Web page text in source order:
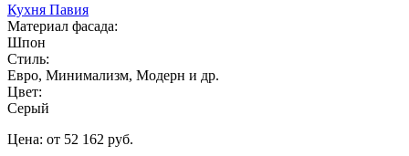
Кухня Павия
Материал фасада:
Шпон
Стиль:
Евро, Минимализм, Модерн и др.
Цвет:
Серый
Цена: от 52 162 руб.